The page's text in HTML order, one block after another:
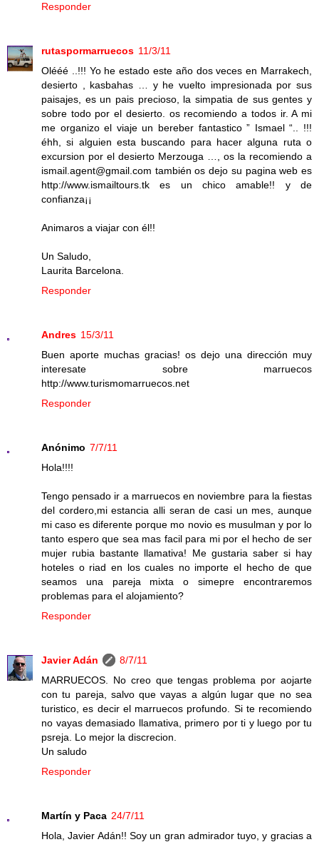
Responder
rutaspormarruecos 11/3/11
Olééé ..!!! Yo he estado este año dos veces en Marrakech,
desierto , kasbahas … y he vuelto impresionada por sus
paisajes, es un pais precioso, la simpatia de sus gentes y
sobre todo por el desierto. os recomiendo a todos ir. A mi
me organizo el viaje un bereber fantastico ” Ismael “.. !!!
éhh, si alguien esta buscando para hacer alguna ruta o
excursion por el desierto Merzouga …, os la recomiendo a
ismail.agent@gmail.com también os dejo su pagina web es
http://www.ismailtours.tk es un chico amable!! y de
confianza¡¡
Animaros a viajar con él!!
Un Saludo,
Laurita Barcelona.
Responder
Andres 15/3/11
Buen aporte muchas gracias! os dejo una dirección muy
interesate sobre marruecos
http://www.turismomarruecos.net
Responder
Anónimo 7/7/11
Hola!!!!
Tengo pensado ir a marruecos en noviembre para la fiestas
del cordero,mi estancia alli seran de casi un mes, aunque
mi caso es diferente porque mo novio es musulman y por lo
tanto espero que sea mas facil para mi por el hecho de ser
mujer rubia bastante llamativa! Me gustaria saber si hay
hoteles o riad en los cuales no importe el hecho de que
seamos una pareja mixta o simepre encontraremos
problemas para el alojamiento?
Responder
Javier Adán
8/7/11
MARRUECOS. No creo que tengas problema por aojarte
con tu pareja, salvo que vayas a algún lugar que no sea
turistico, es decir el marruecos profundo. Si te recomiendo
no vayas demasiado llamativa, primero por ti y luego por tu
psreja. Lo mejor la discrecion.
Un saludo
Responder
Martín y Paca 24/7/11
Hola, Javier Adán!! Soy un gran admirador tuyo, y gracias a